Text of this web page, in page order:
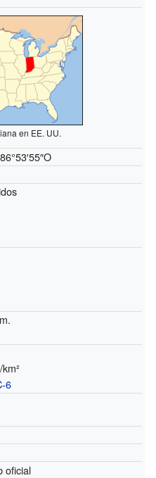
en EE. UU.
86°53′55″O
6
oficial